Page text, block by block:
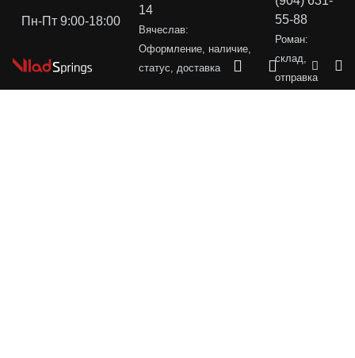
Пн-Пт 9:00-18:00
14
Вячеслав:
Оформление, наличие,
статус, доставка
55-88
Роман:
склад,
отправка